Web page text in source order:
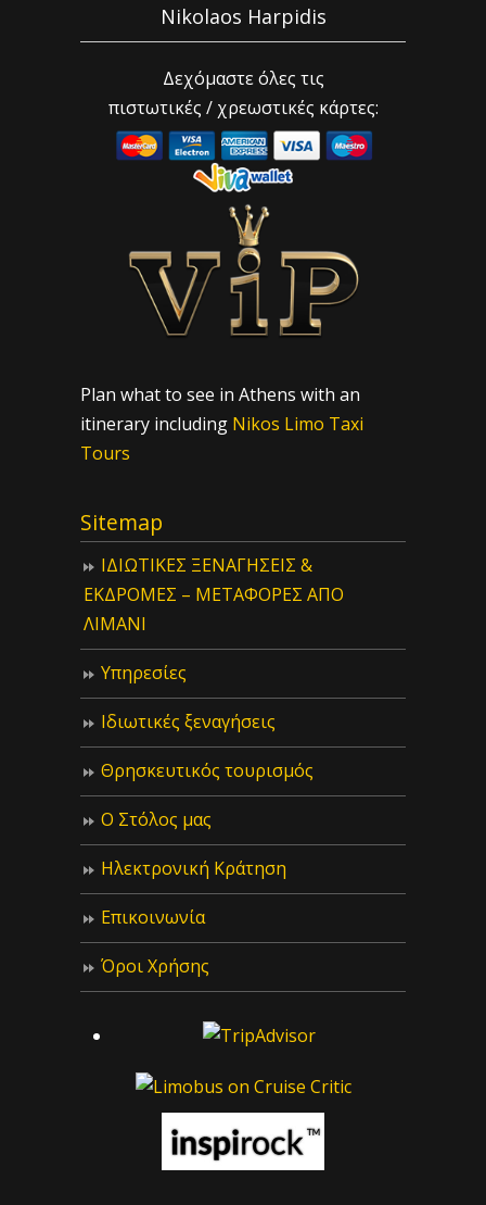
Nikolaos Harpidis
Δεχόμαστε όλες τις
πιστωτικές / χρεωστικές κάρτες:
Plan what to see in Athens with an
itinerary including Nikos Limo Taxi
Tours
Sitemap
ΙΔIΩΤΙΚΕΣ ΞΕΝΑΓΗΣΕΙΣ &
ΕΚΔΡΟΜΕΣ – ΜΕΤΑΦΟΡΕΣ ΑΠΟ
ΛΙΜΑΝΙ
Υπηρεσίες
Ιδιωτικές ξεναγήσεις
Θρησκευτικός τουρισμός
Ο Στόλος μας
Ηλεκτρονική Κράτηση
Επικοινωνία
Όροι Χρήσης